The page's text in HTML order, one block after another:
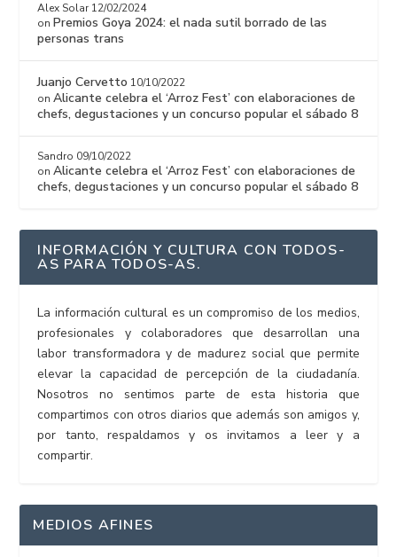
Alex Solar 12/02/2024
on Premios Goya 2024: el nada sutil borrado de las
personas trans
Juanjo Cervetto 10/10/2022
onAlicante celebra el ‘Arroz Fest’ con elaboraciones de
chefs, degustaciones y un concurso popular el sábado 8
Sandro 09/10/2022
onAlicante celebra el ‘Arroz Fest’ con elaboraciones de
chefs, degustaciones y un concurso popular el sábado 8
INFORMACIÓN Y CULTURA CON TODOS-
AS PARA TODOS-AS.
La información cultural es un compromiso de los medios,
profesionales y colaboradores que desarrollan una
labor transformadora y de madurez social que permite
elevar la capacidad de percepción de la ciudadanía.
Nosotros no sentimos parte de esta historia que
compartimos con otros diarios que además son amigos y,
por tanto, respaldamos y os invitamos a leer y a
compartir.
MEDIOS AFINES